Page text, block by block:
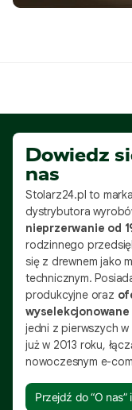
Dowiedz
nas
Stolarz24.pl to
dystrybutora
nieprzerwanie od
rodzinnego
się z drewnem jako
technicznym.
produkcyjne oraz
wyselekcjonowane
jedni z pierwszych
już w 2013 roku,
nowoczesnym e-
Przejdź do “O